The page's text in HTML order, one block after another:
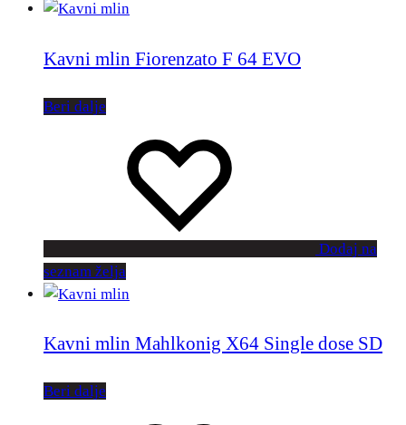
Kavni mlin Fiorenzato F 64 EVO
Beri dalje
Dodaj na
seznam želja
Kavni mlin Mahlkonig X64 Single dose SD
Beri dalje